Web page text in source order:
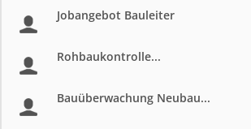
Jobangebot Bauleiter
Rohbaukontrolle...
Bauüberwachung Neubau...